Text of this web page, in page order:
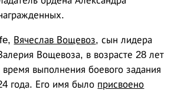
Вячеслав Вощевоз, сын лидера
Вощевоза, в возрасте 28 лет
выполнения боевого задания
года. Его имя было присвоено